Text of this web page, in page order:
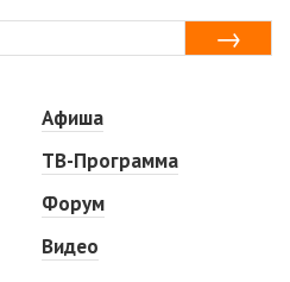
Афиша
ТВ-Программа
Форум
Видео